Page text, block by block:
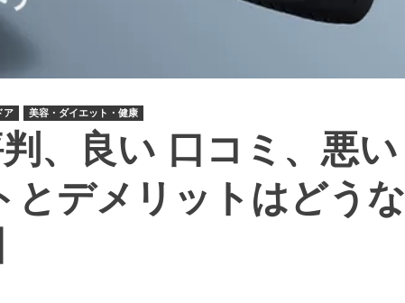
ア 美容・ダイエット・健康
、良い 口コミ、悪い
とデメリットはどうな